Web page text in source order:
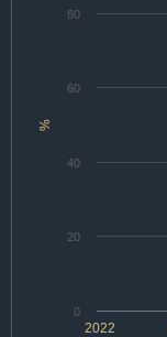
%
2022
0
20
40
60
80